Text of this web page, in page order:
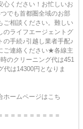
心ください！お忙しいお
でも首都圏全域のお部
相談ください。難しい
のライフエージェントグ
の手続♪引越し業者手配♪
ご連絡ください★各線主
のクリーニング代は451
代は14300円となりま
ホームページはこち
＝＝＝＝＝＝＝＝＝